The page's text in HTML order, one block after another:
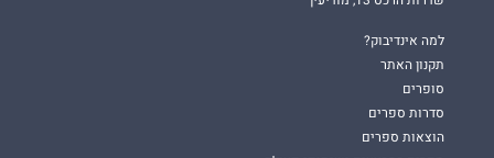
למה אינדיבוק?
תקנון האתר
סופרים
סדרות ספרים
הוצאות ספרים